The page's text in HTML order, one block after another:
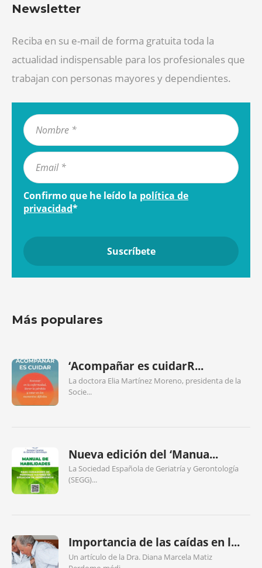
Newsletter
Reciba en su e-mail de forma gratuita toda la
actualidad indispensable para los profesionales que
trabajan con personas mayores y dependientes.
Confirmo que he leído la política de
privacidad*
Más populares
‘Acompañar es cuidarR...
La doctora Elia Martínez Moreno, presidenta de la
Socie...
Nueva edición del ‘Manua...
La Sociedad Española de Geriatría y Gerontología
(SEGG)...
Importancia de las caídas en l...
Un artículo de la Dra. Diana Marcela Matiz